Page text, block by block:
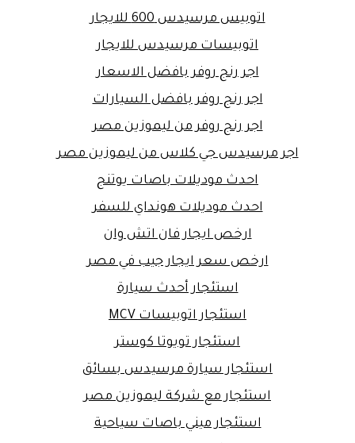
اتوبيس مرسيدس 600 للايجار
اتوبيسات مرسيدس للايجار
اجر رنج روفر بافضل الاسعار
اجر رنج روفر بافضل السيارات
اجر رنج روفر من ليموزين مصر
اجر مرسيدس جي كلاس من ليموزين مصر
احدث موديلات باصات يوتنج
احدث موديلات هونداي للسفر
ارخص ايجار فان اتش وان
ارخص سعر ايجار جيب في مصر
استئجار أحدث سيارة
استئجار اتوبيسات MCV
استئجار تويوتا كوستر
استئجار سيارة مرسيدس بسائق
استئجار مع شركة ليموزين مصر
استئجار ميني باصات سياحية